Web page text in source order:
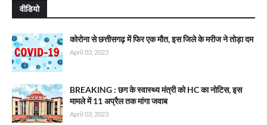
वीडियो
कोरोना से छत्तीसगढ़ में फिर एक मौत, इस जिले के मरीज ने तोड़ा दम
April 03, 2023
BREAKING : छग के स्वास्थ्य मंत्री को HC का नोटिस, इस
मामले में 11 अप्रैल तक मांगा जवाब
April 03, 2023